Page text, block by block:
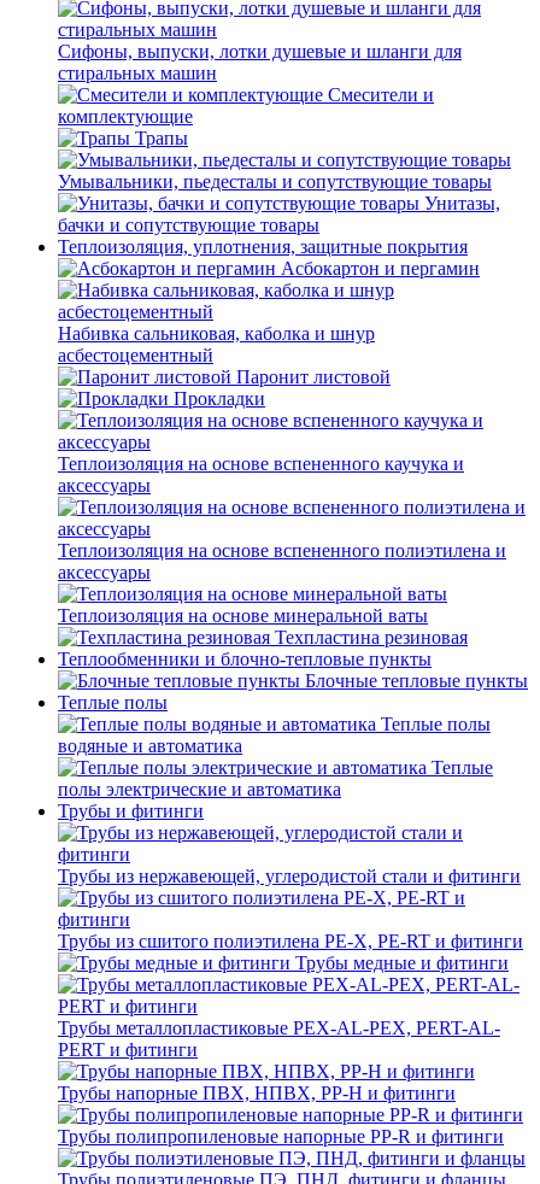
Сифоны, выпуски, лотки душевые и шланги для
стиральных машин
Смесители и
комплектующие
Трапы
Умывальники, пьедесталы и сопутствующие товары
Унитазы,
бачки и сопутствующие товары
Теплоизоляция, уплотнения, защитные покрытия
Асбокартон и пергамин
Набивка сальниковая, каболка и шнур
асбестоцементный
Паронит листовой
Прокладки
Теплоизоляция на основе вспененного каучука и
аксессуары
Теплоизоляция на основе вспененного полиэтилена и
аксессуары
Теплоизоляция на основе минеральной ваты
Техпластина резиновая
Теплообменники и блочно-тепловые пункты
Блочные тепловые пункты
Теплые полы
Теплые полы
водяные и автоматика
Теплые
полы электрические и автоматика
Трубы и фитинги
Трубы из нержавеющей, углеродистой стали и фитинги
Трубы из сшитого полиэтилена PE-X, PE-RT и фитинги
Трубы медные и фитинги
Трубы металлопластиковые PEX-AL-PEX, PERT-AL-
PERT и фитинги
Трубы напорные ПВХ, НПВХ, PP-H и фитинги
Трубы полипропиленовые напорные PP-R и фитинги
Трубы полиэтиленовые ПЭ, ПНД, фитинги и фланцы